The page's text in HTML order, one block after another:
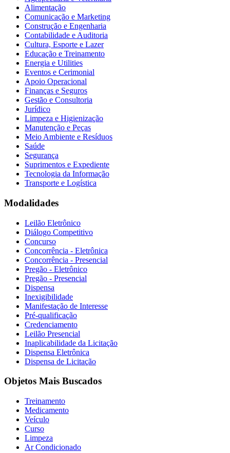
Alimentação
Comunicação e Marketing
Construção e Engenharia
Contabilidade e Auditoria
Cultura, Esporte e Lazer
Educação e Treinamento
Energia e Utilities
Eventos e Cerimonial
Apoio Operacional
Finanças e Seguros
Gestão e Consultoria
Jurídico
Limpeza e Higienização
Manutenção e Peças
Meio Ambiente e Resíduos
Saúde
Segurança
Suprimentos e Expediente
Tecnologia da Informação
Transporte e Logística
Modalidades
Leilão Eletrônico
Diálogo Competitivo
Concurso
Concorrência - Eletrônica
Concorrência - Presencial
Pregão - Eletrônico
Pregão - Presencial
Dispensa
Inexigibilidade
Manifestação de Interesse
Pré-qualificação
Credenciamento
Leilão Presencial
Inaplicabilidade da Licitação
Dispensa Eletrônica
Dispensa de Licitação
Objetos Mais Buscados
Treinamento
Medicamento
Veículo
Curso
Limpeza
Ar Condicionado